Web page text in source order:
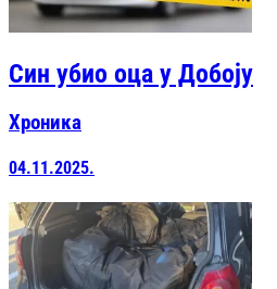
Син убио оца у Добоју
Хроника
04.11.2025.